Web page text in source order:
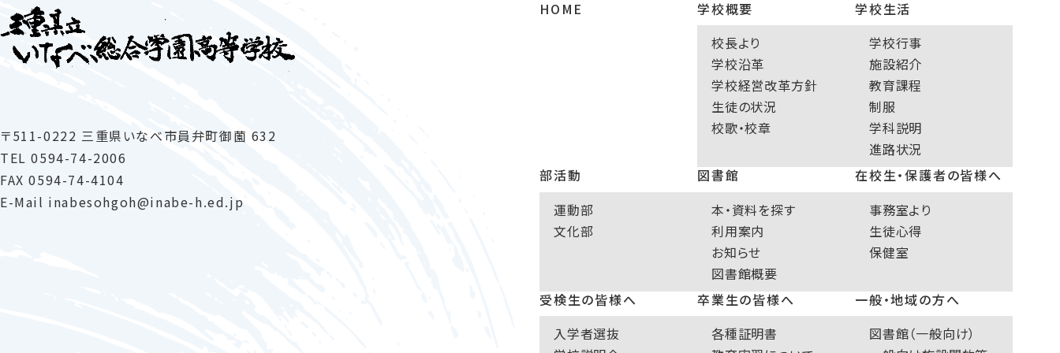
〒511-0222 三重県いなべ市員弁町御薗 632
TEL0594-74-2006
FAX 0594-74-4104
E-Mail inabesohgoh inabe-h.ed.jp
HOME
学校概要
校長より
学校沿革
学校経営改革方針
生徒の状況
校歌・校章
学校生活
学校行事
施設紹介
教育課程
制服
学科説明
進路状況
部活動
運動部
文化部
図書館
本・資料を探す
利用案内
お知らせ
図書館概要
在校生・保護者の皆様へ
事務室より
生徒心得
保健室
受検生の皆様へ
入学者選抜
卒業生の皆様へ
各種証明書
一般・地域の方へ
図書館（一般向け）